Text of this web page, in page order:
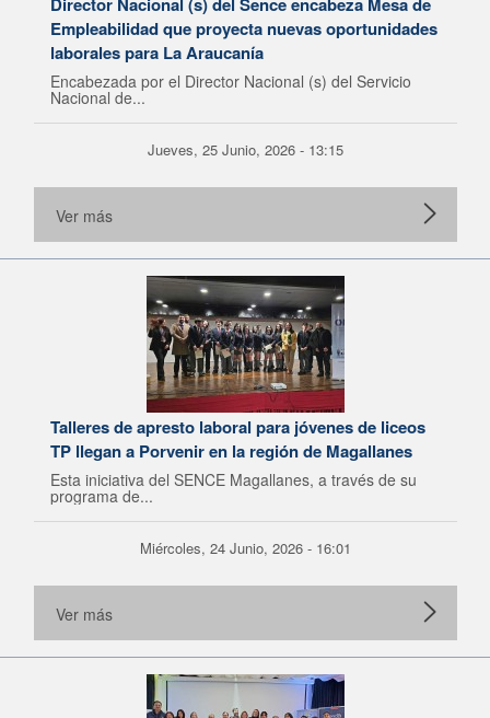
Empleabilidad que proyecta nuevas oportunidades
laborales para La Araucanía
Encabezada por el Director Nacional (s) del Servicio
Nacional de...
Jueves, 25 Junio, 2026 - 13:15
Ver más
Talleres de apresto laboral para jóvenes de liceos
TP llegan a Porvenir en la región de Magallanes
Esta iniciativa del SENCE Magallanes, a través de su
programa de...
Miércoles, 24 Junio, 2026 - 16:01
Ver más